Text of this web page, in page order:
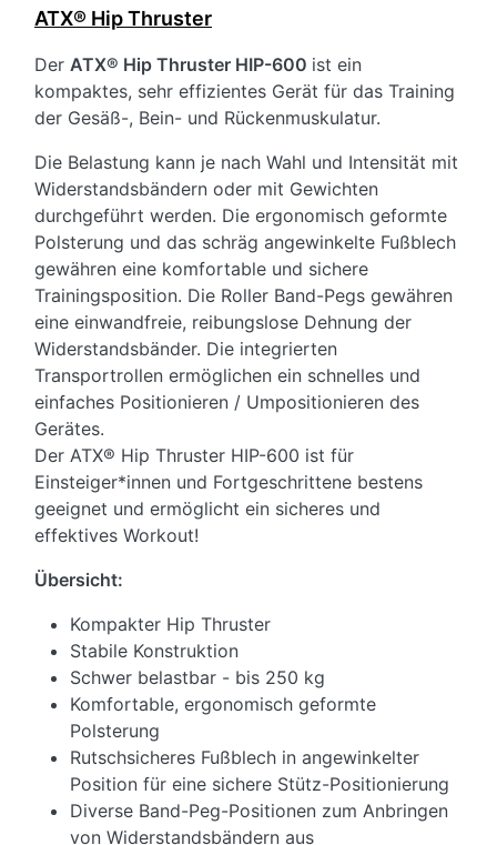
ATX® Hip Thruster
Der ATX® Hip Thruster HIP-600 ist ein
kompaktes, sehr effizientes Gerät für das Training
der Gesäß-, Bein- und Rückenmuskulatur.
Die Belastung kann je nach Wahl und Intensität mit
Widerstandsbändern oder mit Gewichten
durchgeführt werden. Die ergonomisch geformte
Polsterung und das schräg angewinkelte Fußblech
gewähren eine komfortable und sichere
Trainingsposition. Die Roller Band-Pegs gewähren
eine einwandfreie, reibungslose Dehnung der
Widerstandsbänder. Die integrierten
Transportrollen ermöglichen ein schnelles und
einfaches Positionieren / Umpositionieren des
Gerätes.
Der ATX® Hip Thruster HIP-600 ist für
Einsteiger*innen und Fortgeschrittene bestens
geeignet und ermöglicht ein sicheres und
effektives Workout!
Übersicht:
Kompakter Hip Thruster
Stabile Konstruktion
Schwer belastbar - bis 250 kg
Komfortable, ergonomisch geformte
Polsterung
Rutschsicheres Fußblech in angewinkelter
Position für eine sichere Stütz-Positionierung
Diverse Band-Peg-Positionen zum Anbringen
von Widerstandsbändern aus